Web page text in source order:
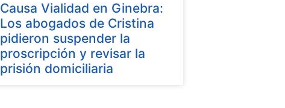
Causa Vialidad en Ginebra:
Los abogados de Cristina
pidieron suspender la
proscripción y revisar la
prisión domiciliaria